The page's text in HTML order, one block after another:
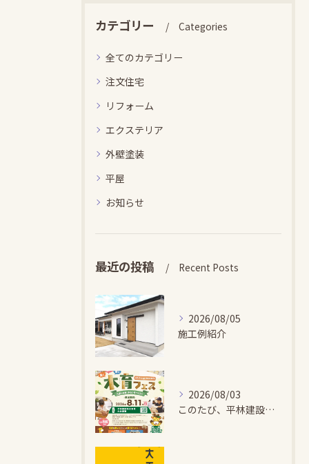
カテゴリー Categories
全てのカテゴリー
注文住宅
リフォーム
エクステリア
外壁塗装
平屋
お知らせ
最近の投稿 Recent Posts
2026/08/05
施工例紹介
2026/08/03
このたび、平林建設では、お子さまが木とふれあい・木について学...